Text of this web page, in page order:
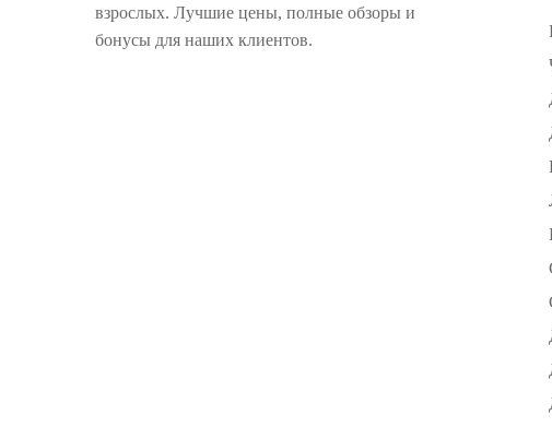
взрослых. Лучшие цены, полные обзоры и
бонусы для наших клиентов.